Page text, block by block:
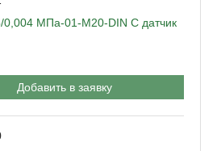
МПа-01-М20-DIN C датчик
Добавить в заявку